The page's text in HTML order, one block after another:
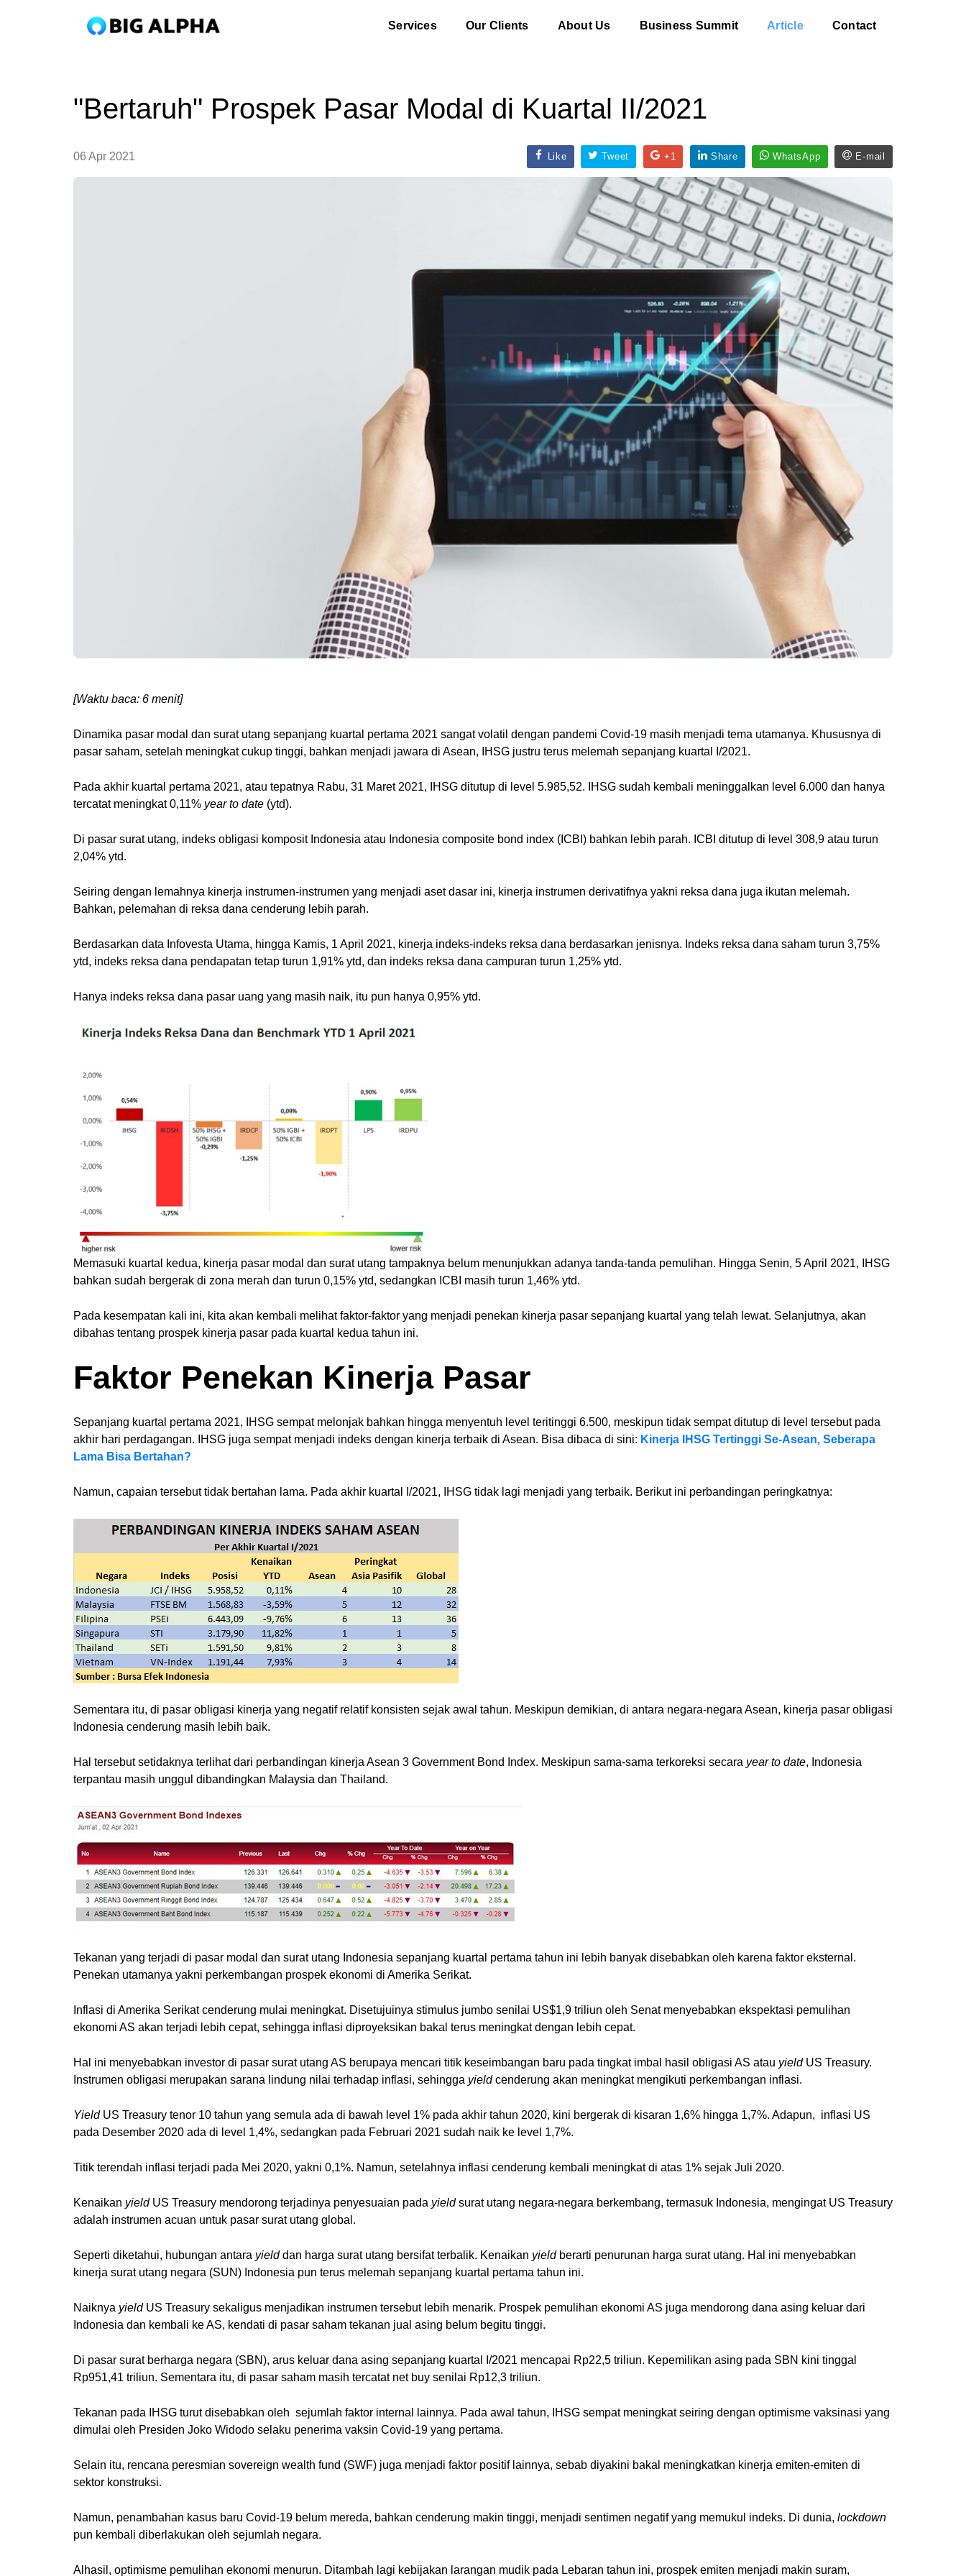
Services Our Clients About Us Business Summit Article Contact
"Bertaruh" Prospek Pasar Modal di Kuartal II/2021
06 Apr 2021 Like Tweet +1 Share WhatsApp E-mail
[Waktu baca: 6 menit]
Dinamika pasar modal dan surat utang sepanjang kuartal pertama 2021 sangat volatil dengan pandemi Covid-19 masih menjadi tema utamanya. Khususnya di
pasar saham, setelah meningkat cukup tinggi, bahkan menjadi jawara di Asean, IHSG justru terus melemah sepanjang kuartal I/2021.
Pada akhir kuartal pertama 2021, atau tepatnya Rabu, 31 Maret 2021, IHSG ditutup di level 5.985,52. IHSG sudah kembali meninggalkan level 6.000 dan hanya
tercatat meningkat 0,11% year to date (ytd).
Di pasar surat utang, indeks obligasi komposit Indonesia atau Indonesia composite bond index (ICBI) bahkan lebih parah. ICBI ditutup di level 308,9 atau turun
2,04% ytd.
Seiring dengan lemahnya kinerja instrumen-instrumen yang menjadi aset dasar ini, kinerja instrumen derivatifnya yakni reksa dana juga ikutan melemah.
Bahkan, pelemahan di reksa dana cenderung lebih parah.
Berdasarkan data Infovesta Utama, hingga Kamis, 1 April 2021, kinerja indeks-indeks reksa dana berdasarkan jenisnya. Indeks reksa dana saham turun 3,75%
ytd, indeks reksa dana pendapatan tetap turun 1,91% ytd, dan indeks reksa dana campuran turun 1,25% ytd.
Hanya indeks reksa dana pasar uang yang masih naik, itu pun hanya 0,95% ytd.
Memasuki kuartal kedua, kinerja pasar modal dan surat utang tampaknya belum menunjukkan adanya tanda-tanda pemulihan. Hingga Senin, 5 April 2021, IHSG
bahkan sudah bergerak di zona merah dan turun 0,15% ytd, sedangkan ICBI masih turun 1,46% ytd.
Pada kesempatan kali ini, kita akan kembali melihat faktor-faktor yang menjadi penekan kinerja pasar sepanjang kuartal yang telah lewat. Selanjutnya, akan
dibahas tentang prospek kinerja pasar pada kuartal kedua tahun ini.
Faktor Penekan Kinerja Pasar
Sepanjang kuartal pertama 2021, IHSG sempat melonjak bahkan hingga menyentuh level teritinggi 6.500, meskipun tidak sempat ditutup di level tersebut pada
akhir hari perdagangan. IHSG juga sempat menjadi indeks dengan kinerja terbaik di Asean. Bisa dibaca di sini: Kinerja IHSG Tertinggi Se-Asean, Seberapa
Lama Bisa Bertahan?
Namun, capaian tersebut tidak bertahan lama. Pada akhir kuartal I/2021, IHSG tidak lagi menjadi yang terbaik. Berikut ini perbandingan peringkatnya:
Sementara itu, di pasar obligasi kinerja yang negatif relatif konsisten sejak awal tahun. Meskipun demikian, di antara negara-negara Asean, kinerja pasar obligasi
Indonesia cenderung masih lebih baik.
Hal tersebut setidaknya terlihat dari perbandingan kinerja Asean 3 Government Bond Index. Meskipun sama-sama terkoreksi secara year to date, Indonesia
terpantau masih unggul dibandingkan Malaysia dan Thailand.
Tekanan yang terjadi di pasar modal dan surat utang Indonesia sepanjang kuartal pertama tahun ini lebih banyak disebabkan oleh karena faktor eksternal.
Penekan utamanya yakni perkembangan prospek ekonomi di Amerika Serikat.
Inflasi di Amerika Serikat cenderung mulai meningkat. Disetujuinya stimulus jumbo senilai US$1,9 triliun oleh Senat menyebabkan ekspektasi pemulihan
ekonomi AS akan terjadi lebih cepat, sehingga inflasi diproyeksikan bakal terus meningkat dengan lebih cepat.
Hal ini menyebabkan investor di pasar surat utang AS berupaya mencari titik keseimbangan baru pada tingkat imbal hasil obligasi AS atau yieldUS Treasury.
Instrumen obligasi merupakan sarana lindung nilai terhadap inflasi, sehingga yieldcenderung akan meningkat mengikuti perkembangan inflasi.
YieldUS Treasury tenor 10 tahun yang semula ada di bawah level 1% pada akhir tahun 2020, kini bergerak di kisaran 1,6% hingga 1,7%. Adapun, inflasi US
pada Desember 2020 ada di level 1,4%, sedangkan pada Februari 2021 sudah naik ke level 1,7%.
Titik terendah inflasi terjadi pada Mei 2020, yakni 0,1%. Namun, setelahnya inflasi cenderung kembali meningkat di atas 1% sejak Juli 2020.
Kenaikan yieldUS Treasury mendorong terjadinya penyesuaian pada yieldsurat utang negara-negara berkembang, termasuk Indonesia, mengingat US Treasury
adalah instrumen acuan untuk pasar surat utang global.
Seperti diketahui, hubungan antara yielddan harga surat utang bersifat terbalik. Kenaikan yieldberarti penurunan harga surat utang. Hal ini menyebabkan
kinerja surat utang negara (SUN) Indonesia pun terus melemah sepanjang kuartal pertama tahun ini.
Naiknya yieldUS Treasury sekaligus menjadikan instrumen tersebut lebih menarik. Prospek pemulihan ekonomi AS juga mendorong dana asing keluar dari
Indonesia dan kembali ke AS, kendati di pasar saham tekanan jual asing belum begitu tinggi.
Di pasar surat berharga negara (SBN), arus keluar dana asing sepanjang kuartal I/2021 mencapai Rp22,5 triliun. Kepemilikan asing pada SBN kini tinggal
Rp951,41 triliun. Sementara itu, di pasar saham masih tercatat net buy senilai Rp12,3 triliun.
Tekanan pada IHSG turut disebabkan oleh sejumlah faktor internal lainnya. Pada awal tahun, IHSG sempat meningkat seiring dengan optimisme vaksinasi yang
dimulai oleh Presiden Joko Widodo selaku penerima vaksin Covid-19 yang pertama.
Selain itu, rencana peresmian sovereign wealth fund (SWF) juga menjadi faktor positif lainnya, sebab diyakini bakal meningkatkan kinerja emiten-emiten di
sektor konstruksi.
Namun, penambahan kasus baru Covid-19 belum mereda, bahkan cenderung makin tinggi, menjadi sentimen negatif yang memukul indeks. Di dunia, lockdown
pun kembali diberlakukan oleh sejumlah negara.
Alhasil, optimisme pemulihan ekonomi menurun. Ditambah lagi kebijakan larangan mudik pada Lebaran tahun ini, prospek emiten menjadi makin suram,